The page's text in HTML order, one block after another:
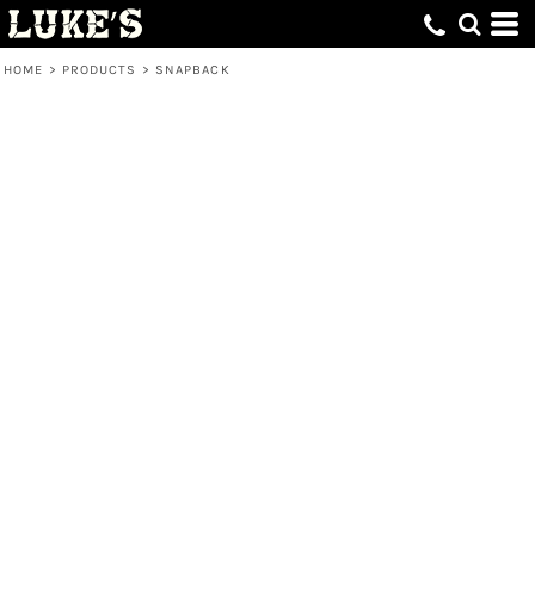
HOME > PRODUCTS > SNAPBACK